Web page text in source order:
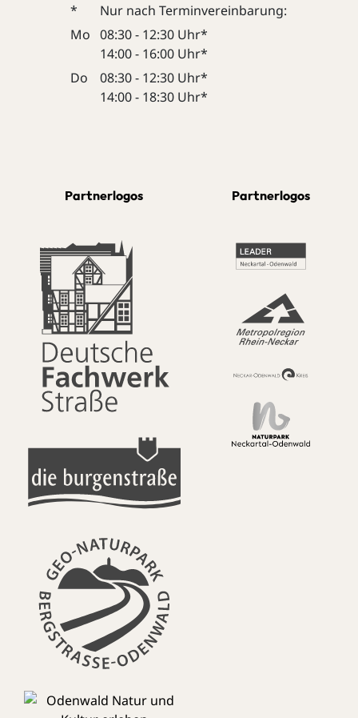
*
Nur nach Terminvereinbarung:
Mo 08:30 - 12:30 Uhr*
14:00 - 16:00 Uhr*
Do
08:30 - 12:30 Uhr*
14:00 - 18:30 Uhr*
Partnerlogos Partnerlogos